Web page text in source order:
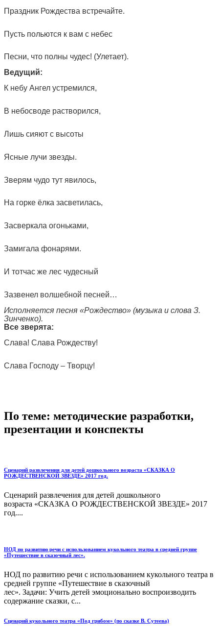
Праздник Рождества встречайте.
Пусть польются к вам с небес
Песни, что полны чудес! (Улетает).
Ведущий:
К небу Ангел устремился,
В небосводе растворился,
Лишь сияют с высоты
Ясные лучи звезды.
Зверям чудо тут явилось,
На горке ёлка засветилась,
Засверкала огоньками,
Замигала фонарями.
И тотчас же лес чудесный
Зазвенел волшебной песней…
Исполняется песня «Рождество» (музыка и слова З.
Зинченко).
Все зверята:
Слава! Слава Рождеству!
Слава Господу – Творцу!
По теме: методические разработки,
презентации и конспекты
Сценарий развлечения для детей дошкольного возраста «СКАЗКА О
РОЖДЕСТВЕНСКОЙ ЗВЕЗДЕ» 2017 год.
Сценарий развлечения для детей дошкольного
возраста «СКАЗКА О РОЖДЕСТВЕНСКОЙ ЗВЕЗДЕ» 2017
год....
НОД по развитию речи с использованием кукольного театра в средней группе
«Путешествие в сказочный лес».
НОД по развитию речи с использованием кукольного театра в
средней группе «Путешествие в сказочный
лес». Задачи: Учить детей эмоционально воспроизводить
содержание сказки, с...
Сценарий кукольного театра «Под грибом» (по сказке В. Сутеева)